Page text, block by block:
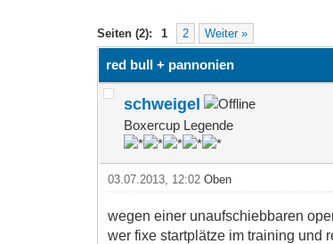
Seiten (2): 1 2 Weiter »
0 Bewertung(en) - 0 im Durchschnitt
1
2
3
4
5
red bull + pannonien
schweigel
Boxercup Legende
03.07.2013, 12:02Oben
wegen einer unaufschiebbaren
wer fixe startplätze im training und